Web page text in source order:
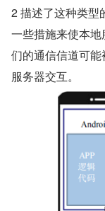
2 描述了这种类型
一些措施来使本
们的通信信道可
服务器交互。